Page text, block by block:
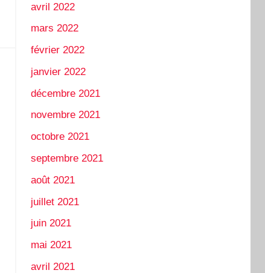
avril 2022
mars 2022
février 2022
janvier 2022
décembre 2021
novembre 2021
octobre 2021
septembre 2021
août 2021
juillet 2021
juin 2021
mai 2021
avril 2021